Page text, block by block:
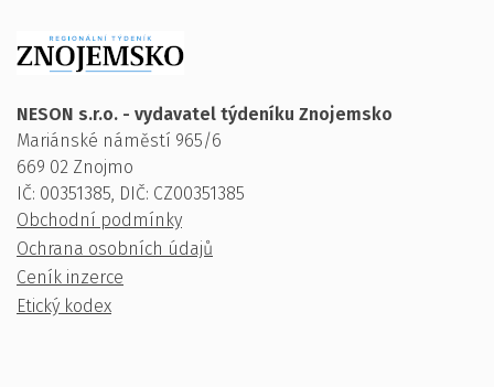
NESON s.r.o. - vydavatel týdeníku Znojemsko
Mariánské náměstí 965/6
669 02 Znojmo
IČ: 00351385, DIČ: CZ00351385
Obchodní podmínky
Ochrana osobních údajů
Ceník inzerce
Etický kodex